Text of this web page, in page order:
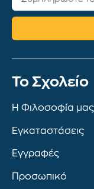
To Σχολείο
Η Φιλοσοφία μας
Εγκαταστάσεις
Εγγραφές
Προσωπικό